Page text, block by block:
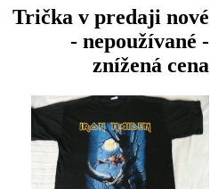
Trička v predaji nové
- nepoužívané -
znížená cena